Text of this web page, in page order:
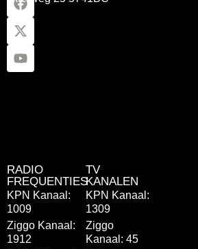
RADIO
FREQUENTIES
KPN Kanaal:
1009
Ziggo Kanaal:
1912
TV
KANALEN
KPN Kanaal:
1309
Ziggo
Kanaal: 45